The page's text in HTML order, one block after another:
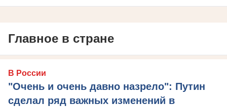
Главное в стране
В России
"Очень и очень давно назрело": Путин
сделал ряд важных изменений в